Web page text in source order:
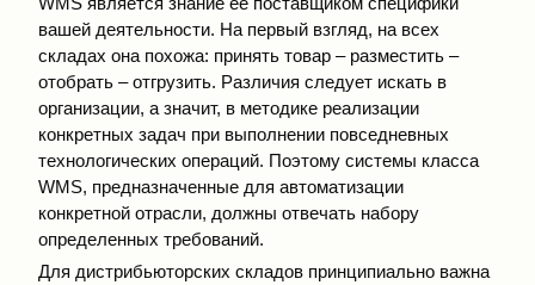
вашей деятельности. На первый взгляд, на всех
складах она похожа: принять товар – разместить –
отобрать – отгрузить. Различия следует искать в
организации, а значит, в методике реализации
конкретных задач при выполнении повседневных
технологических операций. Поэтому системы класса
WMS, предназначенные для автоматизации
конкретной отрасли, должны отвечать набору
определенных требований.
Для дистрибьюторских складов принципиально важна